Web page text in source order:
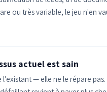
ou très variable, le jeu n'en
actuel est sain
l'existant — elle ne le répare